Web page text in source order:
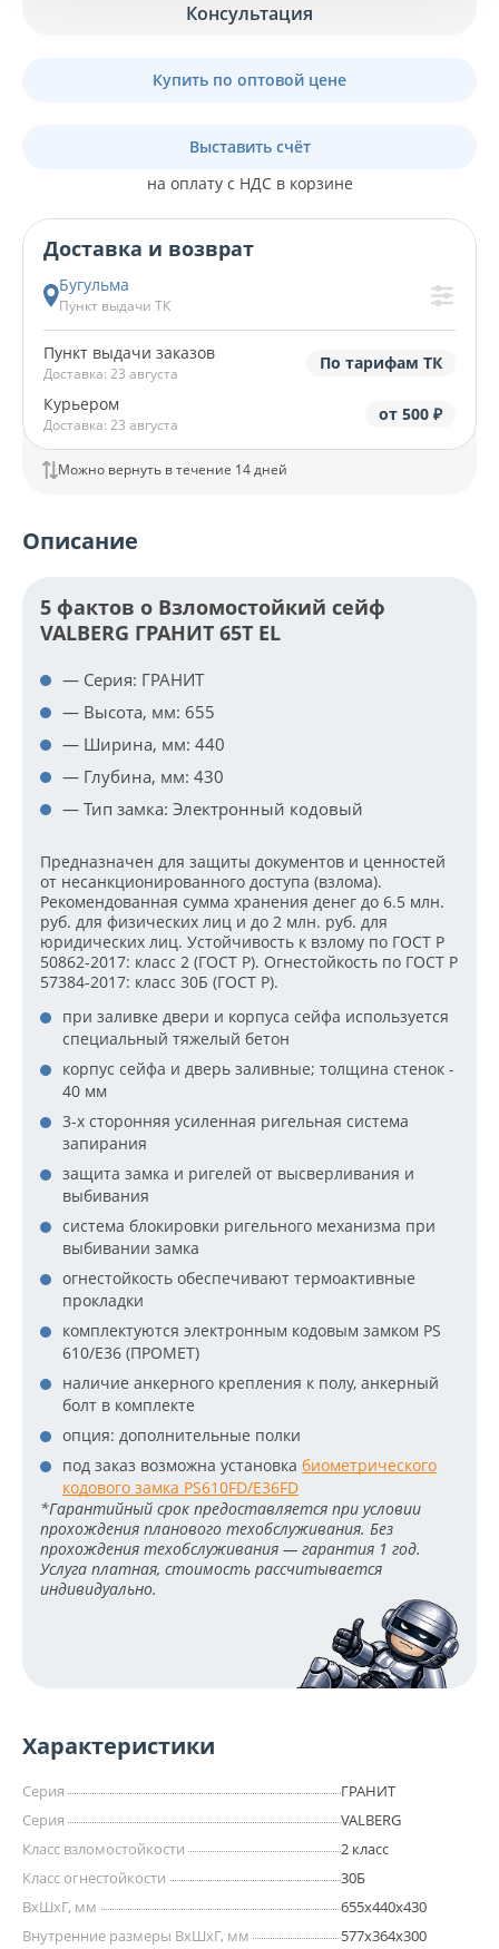
Консультация
Купить по оптовой цене
Выставить счёт
на оплату с НДС в корзине
Доставка и возврат
Бугульма
Пункт выдачи ТК
Пункт выдачи заказов
Доставка: 23 августа
По тарифам ТК
Курьером
Доставка: 23 августа
от 500 ₽
Можно вернуть в течение 14 дней
Описание
5 фактов о Взломостойкий сейф
VALBERG ГРАНИТ 65Т EL
— Серия: ГРАНИТ
— Высота, мм: 655
— Ширина, мм: 440
— Глубина, мм: 430
— Тип замка: Электронный кодовый
Предназначен для защиты документов и ценностей
от несанкционированного доступа (взлома).
Рекомендованная сумма хранения денег до 6.5 млн.
руб. для физических лиц и до 2 млн. руб. для
юридических лиц. Устойчивость к взлому по ГОСТ Р
50862-2017: класс 2 (ГОСТ Р). Огнестойкость по ГОСТ Р
57384-2017: класс 30Б (ГОСТ Р).
при заливке двери и корпуса сейфа используется
специальный тяжелый бетон
корпус сейфа и дверь заливные; толщина стенок -
40 мм
3-х сторонняя усиленная ригельная система
запирания
защита замка и ригелей от высверливания и
выбивания
система блокировки ригельного механизма при
выбивании замка
огнестойкость обеспечивают термоактивные
прокладки
комплектуются электронным кодовым замком PS
610/E36 (ПРОМЕТ)
наличие анкерного крепления к полу, анкерный
болт в комплекте
опция: дополнительные полки
под заказ возможна установка биометрического
кодового замка PS610FD/E36FD
*Гарантийный срок предоставляется при условии
прохождения планового техобслуживания. Без
прохождения техобслуживания — гарантия 1 год.
Услуга платная, стоимость рассчитывается
индивидуально.
Характеристики
Серия
ГРАНИТ
Серия
VALBERG
Класс взломостойкости
2 класс
Класс огнестойкости
30Б
ВхШхГ, мм
655х440х430
Внутренние размеры ВхШхГ, мм
577х364х300